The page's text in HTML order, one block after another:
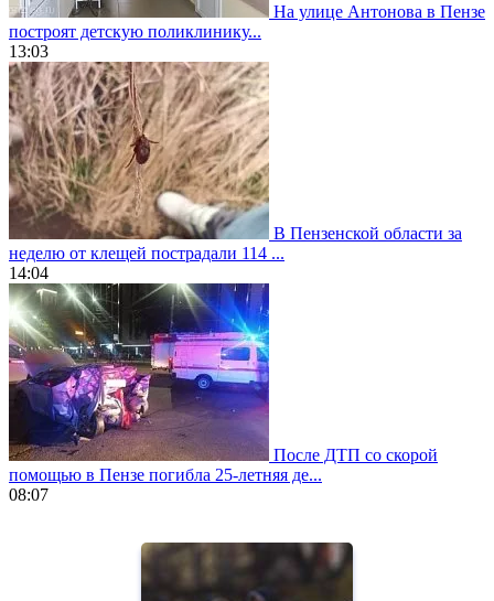
На улице Антонова в Пензе
построят детскую поликлинику...
13:03
В Пензенской области за
неделю от клещей пострадали 114 ...
14:04
После ДТП со скорой
помощью в Пензе погибла 25-летняя де...
08:07